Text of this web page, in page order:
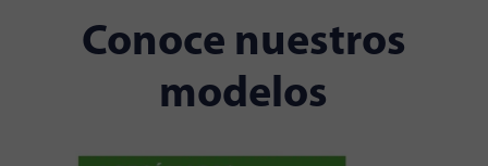
Conoce nuestros
modelos